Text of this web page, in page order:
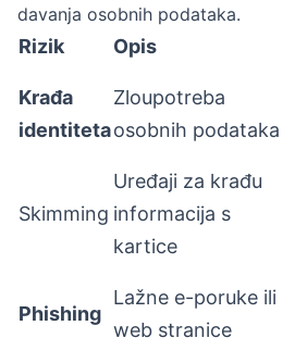
davanja osobnih podataka.
Rizik Opis
Krađa
identiteta
Zloupotreba
osobnih podataka
Skimming
Uređaji za krađu
informacija s
kartice
Phishing
Lažne e-poruke ili
web stranice